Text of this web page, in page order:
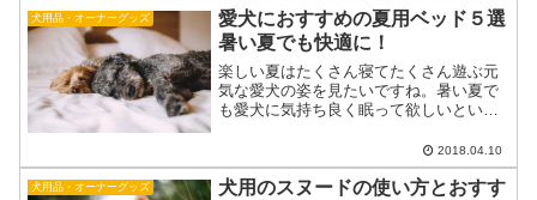
犬用品・オーナーグッズ
愛犬におすすめの夏用ベッド５選
暑い夏でも快適に！
楽しい夏はたくさん寝てたくさん遊ぶ元
気な愛犬の姿を見たいですね。暑い夏で
も愛犬に気持ち良く眠って欲しいという
用のおすすめベッドをご紹介したいと思
います。iDog ひんやりBOXベッド
AmazoniDog ...
2018.04.10
犬用品・オーナーグッズ
犬用のスヌードの使い方とおすす